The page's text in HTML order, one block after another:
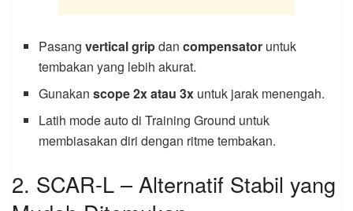
Pasangvertical gripdancompensator untuk
tembakan yang lebih akurat.
Gunakanscope 2x atau 3x untuk jarak menengah.
Latih mode auto di Training Ground untuk
membiasakan diri dengan ritme tembakan.
2. SCAR-L – Alternatif Stabil yang